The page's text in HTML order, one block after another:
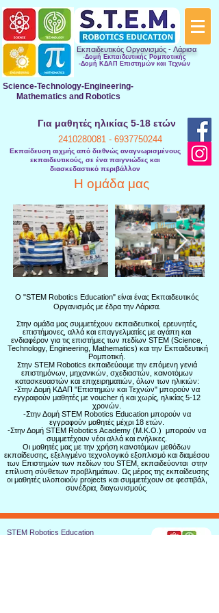
Εκπαιδευτικός Οργανισμός - Λάρισα
-Δομή Εκπαιδευτικής Ρομποτικής
-Δομή ΚΔΑΠ Επιστημών και Τεχνών
Science-Technology-Engineering-
Mathematics and Robotics
Για μαθητές ηλικίας 5-18 ετών
2410280081 - 6937750244
Εκπαίδευση αιχμής από διεθνώς αναγνωρισμένους
εκπαιδευτικούς, σε ένα παιγνιώδες και
διασκεδαστικό περιβάλλον
Η ομάδα μας
Ο "STEM Robotics Education" είναι ένας Εκπαιδευτικός
Οργανισμός με έδρα την Λάρισα.
Στην ομάδα μας συμμετέχουν εκπαιδευτικοί, ερευνητές,
επιστήμονες, αλλά και επαγγελματίες με αγάπη και
ενδιαφέρον για τις επιστήμες των πεδίων STEM (Science,
Technology, Engineering, Mathematics) και την Εκπαιδευτική
Ρομποτική.
Στην STEM Robotics εκπαιδεύουμε την επόμενη γενιά
επιστημόνων, μηχανικών, σχεδιαστών, καινοτόμων
κατασκευαστών και επιχειρηματιών, όλων των ηλικιών:
-Στην Δομή ΚΔΑΠ "Επιστημών και Τεχνών" μπορούν να
εγγραφούν μαθητές με voucher ή και χωρίς, ηλικίας 5-12
χρονών.
-Στην Δομή STEM Robotics Education μπορούν να
εγγραφούν μαθητές μέχρι 18 ετών.
-Στην Δομή STEM Robotics Academy (Μ.Κ.Ο.) μπορούν να
συμμετέχουν νέοι αλλά και ενήλικες.
Οι μαθητές μας με την χρήση καινοτόμων μεθόδων
εκπαίδευσης, εξελιγμένο τεχνολογικό εξοπλισμό και διαμέσου
των Επιστημών των πεδίων του STEM, εκπαιδεύονται στην
επίλυση σύνθετων προβλημάτων. Ως μέρος της εκπαίδευσης
οι μαθητές υλοποιούν projects και συμμετέχουν σε φεστιβάλ,
συνέδρια, διαγωνισμούς.
STEM Robotics Education